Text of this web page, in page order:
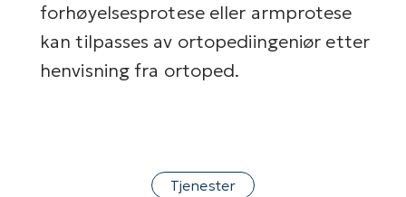
forhøyelsesprotese eller armprotese
kan tilpasses av ortopediingeniør etter
henvisning fra ortoped.
Tjenester